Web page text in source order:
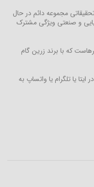
مجموعه دائم در حال
و صنعتی ویژگی مشترک
که با برند زرین گام
یا تلگرام یا واتساپ به